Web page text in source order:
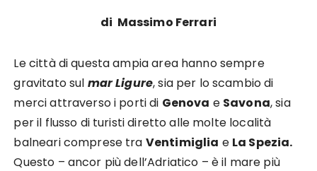
di Massimo Ferrari
Le città di questa ampia area hanno sempre
gravitato sul mar Ligure, sia per lo scambio di
merci attraverso i porti di Genova e Savona, sia
per il flusso di turisti diretto alle molte località
balneari comprese tra Ventimiglia e La Spezia.
Questo – ancor più dell’Adriatico – è il mare più